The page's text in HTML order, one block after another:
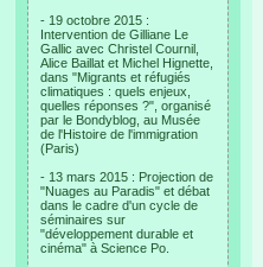
- 19 octobre 2015 :
Intervention de Gilliane Le
Gallic avec Christel Cournil,
Alice Baillat et Michel Hignette,
dans "Migrants et réfugiés
climatiques : quels enjeux,
quelles réponses ?", organisé
par le Bondyblog, au Musée
de l'Histoire de l'immigration
(Paris)
- 13 mars 2015 : Projection de
"Nuages au Paradis" et débat
dans le cadre d'un cycle de
séminaires sur
"développement durable et
cinéma" à Science Po.